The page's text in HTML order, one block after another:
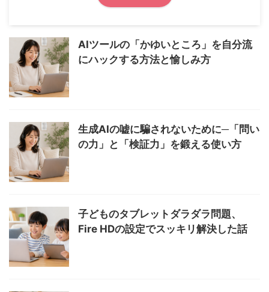
AIツールの「かゆいところ」を自分流
にハックする方法と愉しみ方
生成AIの嘘に騙されないために─「問い
の力」と「検証力」を鍛える使い方
子どものタブレットダラダラ問題、
Fire HDの設定でスッキリ解決した話